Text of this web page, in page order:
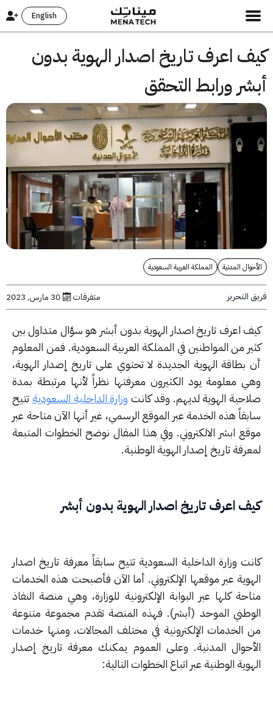
English
اعرف تاريخ اصدار الهوية بدون
ورابط التحقق
المدنية المملكة العربية السعودية
متفرقات 30 مارس, 2023
اعرف تاريخ اصدار الهوية بدون أبشر هو سؤال متداول بين
من المواطنين في المملكة العربية السعودية. فمن المعلوم
بطاقة الهوية الجديدة لا تحتوي على تاريخ إصدار الهوية،
معلومة يود الكثيرون معرفتها نظراً لأنها مرتبطة بمدة
الهوية لديهم. وقد كانتوزارة الداخلية السعوديةتتيح
هذه الخدمة عبر الموقع الرسمي، غير أنها الآن متاحة عبر
ابشر الالكتروني. وفي هذا المقال نوضح الخطوات المتبعة
تاريخ إصدار الهوية الوطنية.
اعرف تاريخ اصدار الهوية بدون أبشر
وزارة الداخلية السعودية تتيح سابقاً معرفة تاريخ اصدار
عبر موقعها الإلكتروني. أما الآن فأصبحت هذه الخدمات
كلها عبر البوابة الإلكترونية للوزارة، وهي منصة النفاذ
الموحد (أبشر). فهذه المنصة تقدم مجموعة متنوعة
الخدمات الإلكترونية في مختلف المجالات، ومنها خدمات
المدنية. وعلى العموم يمكنك معرفة تاريخ إصدار
الوطنية عبر اتباع الخطوات التالية: